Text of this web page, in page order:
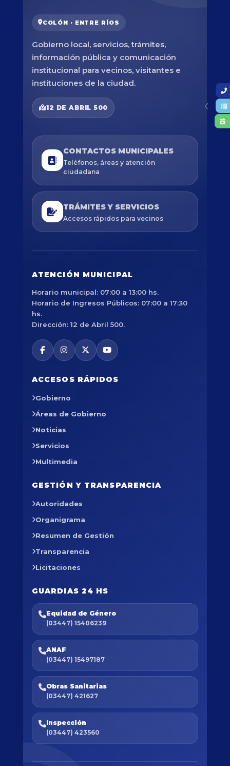
COLÓN · ENTRE RÍOS
Gobierno local, servicios, trámites,
información pública y comunicación
institucional para vecinos, visitantes e
instituciones de la ciudad.
12 DE ABRIL 500
CONTACTOS MUNICIPALES
Teléfonos, áreas y atención
ciudadana
TRÁMITES Y SERVICIOS
Accesos rápidos para vecinos
ATENCIÓN MUNICIPAL
Horario municipal: 07:00 a 13:00 hs.
Horario de Ingresos Públicos: 07:00 a 17:30
hs.
Dirección: 12 de Abril 500.
ACCESOS RÁPIDOS
Gobierno
Áreas de Gobierno
Noticias
Servicios
Multimedia
GESTIÓN Y TRANSPARENCIA
Autoridades
Organigrama
Resumen de Gestión
Transparencia
Licitaciones
GUARDIAS 24 HS
Equidad de Género
(03447) 15406239
ANAF
(03447) 15497187
Obras Sanitarias
(03447) 421627
Inspección
(03447) 423560